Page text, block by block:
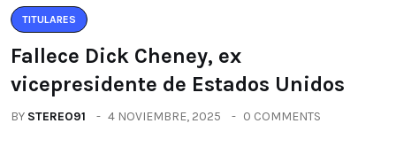
TITULARES
Fallece Dick Cheney, ex
vicepresidente de Estados Unidos
BY STEREO91 4 NOVIEMBRE, 2025 0 COMMENTS